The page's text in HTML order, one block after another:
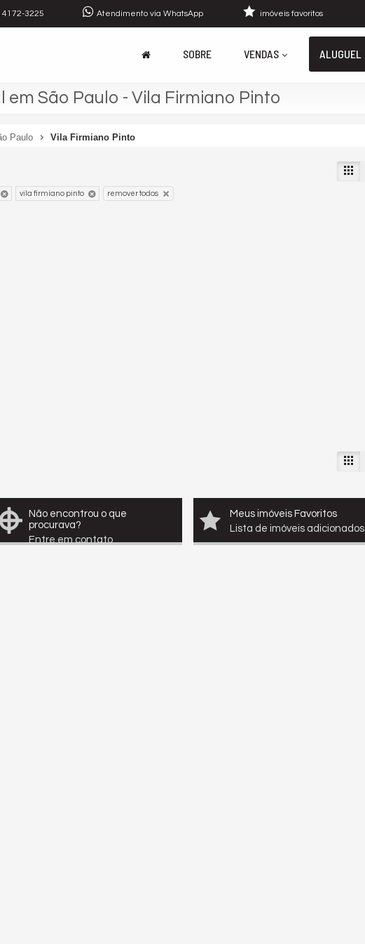
4172-3225 Atendimento via WhatsApp imóveis favoritos
SOBRE VENDAS ALUGUEL
em São Paulo - Vila Firmiano Pinto
Paulo Vila Firmiano Pinto
vila firmiano pinto remover todos
Não encontrou o que
procurava?
Entre em contato
Meus imóveis Favoritos
Lista de imóveis adicionados